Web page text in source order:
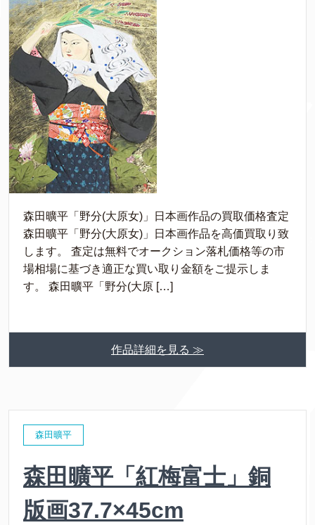
森田曠平「野分(大原女)」日本画作品の買取価格査定
森田曠平「野分(大原女)」日本画作品を高価買取り致
します。 査定は無料でオークション落札価格等の市
場相場に基づき適正な買い取り金額をご提示しま
す。 森田曠平「野分(大原 […]
作品詳細を見る ≫
森田曠平
森田曠平「紅梅富士」銅
版画37.7×45cm